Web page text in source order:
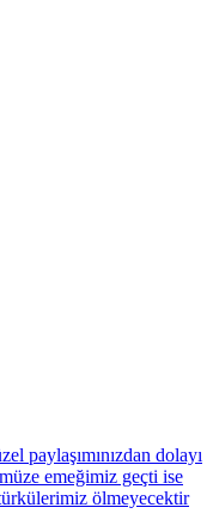
paylaşımınızdan dolayı
emeğimiz geçti ise
ölmeyecektir